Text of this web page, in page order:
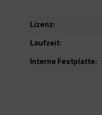
Lizenz:
Laufzeit:
Interne Festplatte: